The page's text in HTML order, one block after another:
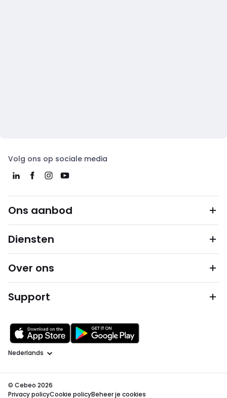
Volg ons op sociale media
Ons aanbod
Diensten
Over ons
Support
Taal
© Cebeo 2026
Privacy policyCookie policyBeheer je cookies